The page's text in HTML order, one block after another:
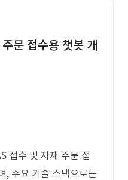
문 접수용 챗봇 개
접수 및 자재 주문 접
, 주요 기술 스택으로는